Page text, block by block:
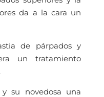
da a la cara un
de párpados y
un tratamiento
y su novedosa una